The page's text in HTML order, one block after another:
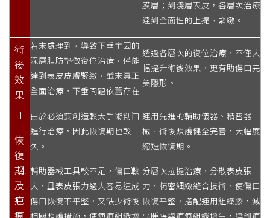
膜層；到淺層表皮，各層次治療
達到全面性的上提、緊緻。
術
後
效
果
若末處理到，導致下垂主因的
深層脂肪墊做復位治療，僅能
達到表皮皮膚緊緻，並末真正
全面治療，下垂問題依舊存在
透過各層次的復位治療，不僅大
幅提升術後效果，更有助傷口完
美隱形。
恢
復
期
及
疤
由於必須要創造較大手術創口
進行治療，因此恢復期也較
久。
輔助器械工具較不足，傷口較
大、且表皮張力過大容易造成
傷口恢復不平整，又缺少術後
運用先進的輔助儀器、精密器
械、術後照護健全完善，大幅度
縮短恢復期。
分層次拉提治療，分散表皮張
力、精密細緻縫合技術，使傷口
恢復平整，搭配運用組織膠，減